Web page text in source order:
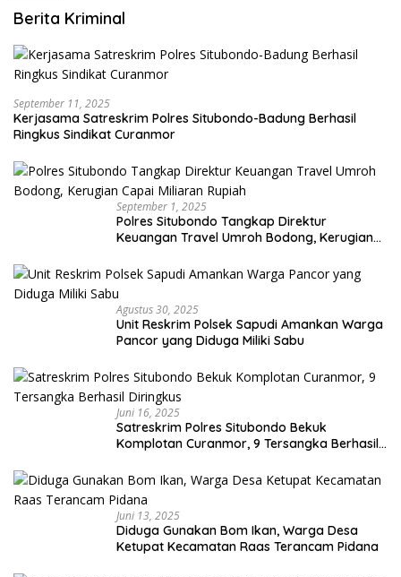
Berita Kriminal
September 11, 2025
Kerjasama Satreskrim Polres Situbondo-Badung Berhasil
Ringkus Sindikat Curanmor
September 1, 2025
Polres Situbondo Tangkap Direktur
Keuangan Travel Umroh Bodong, Kerugian
Agustus 30, 2025
Unit Reskrim Polsek Sapudi Amankan Warga
Pancor yang Diduga Miliki Sabu
Juni 16, 2025
Satreskrim Polres Situbondo Bekuk
Komplotan Curanmor, 9 Tersangka Berhasil
Juni 13, 2025
Diduga Gunakan Bom Ikan, Warga Desa
Ketupat Kecamatan Raas Terancam Pidana